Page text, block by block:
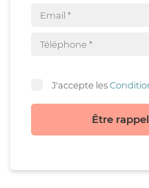
J'accepte les
Être